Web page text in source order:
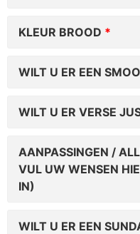
KLEUR BROOD
WILT U ER EEN
WILT U ER VERSE
AANPASSINGEN /
VUL UW WENSEN
IN)
WILT U ER EEN